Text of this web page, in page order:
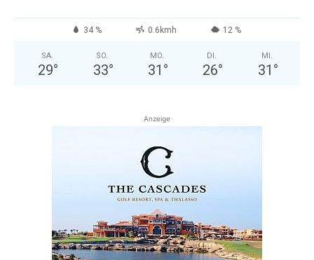
34 % 0.6kmh 12 %
SA.
29°
SO.
33°
MO.
31 °
DI.
26°
MI.
31 °
Anzeige